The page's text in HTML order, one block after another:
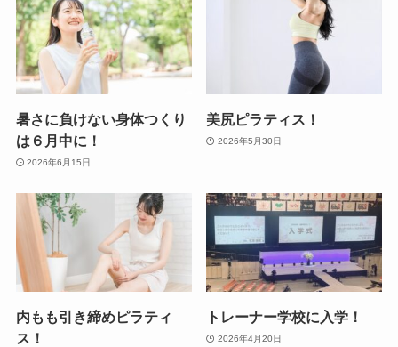
暑さに負けない身体つくり
は６月中に！
2026年6月15日
美尻ピラティス！
2026年5月30日
内もも引き締めピラティ
ス！
トレーナー学校に入学！
2026年4月20日